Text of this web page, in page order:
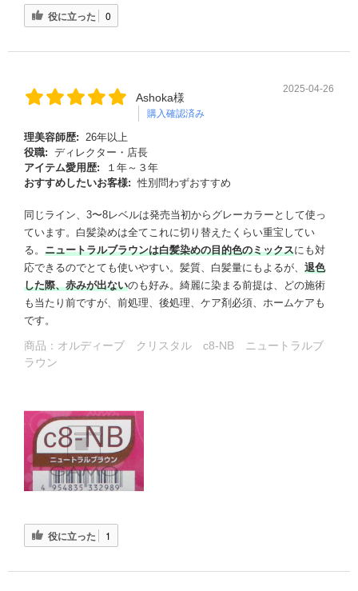
役に立った 0
Ashoka様
購入確認済み
2025-04-26
理美容師歴:
26年以上
役職: ディレクター・店長
アイテム愛用歴:
１年～３年
おすすめしたいお客様: 性別問わずおすすめ
同じライン、3〜8レベルは発売当初からグレーカラーとして使っ
ています。白髪染めは全てこれに切り替えたくらい重宝してい
る。 ニュートラルブラウンは白髪染めの目的色のミックスにも対
応できるのでとても使いやすい。髪質、白髪量にもよるが、 退色
した際、赤みが出ないのも好み。綺麗に染まる前提は、どの施術
も当たり前ですが、前処理、後処理、ケア剤必須、ホームケアも
です。
商品： オルディーブ クリスタル c8-NB ニュートラルブ
ラウン
役に立った 1
る